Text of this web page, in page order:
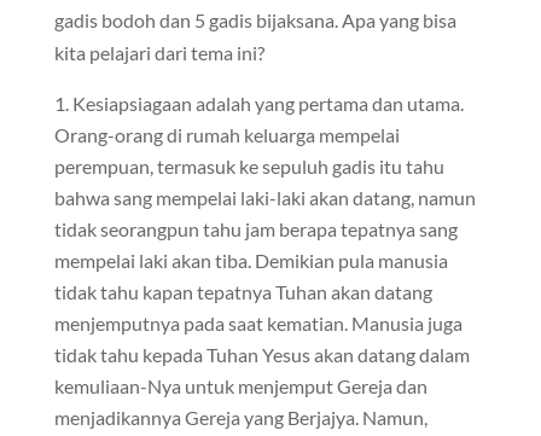
gadis bodoh dan 5 gadis bijaksana. Apa yang bisa
kita pelajari dari tema ini?
Kesiapsiagaan adalah yang pertama dan utama.
Orang-orang di rumah keluarga mempelai
perempuan, termasuk ke sepuluh gadis itu tahu
bahwa sang mempelai laki-laki akan datang, namun
tidak seorangpun tahu jam berapa tepatnya sang
mempelai laki akan tiba. Demikian pula manusia
tidak tahu kapan tepatnya Tuhan akan datang
menjemputnya pada saat kematian. Manusia juga
tidak tahu kepada Tuhan Yesus akan datang dalam
kemuliaan-Nya untuk menjemput Gereja dan
menjadikannya Gereja yang Berjajya. Namun,